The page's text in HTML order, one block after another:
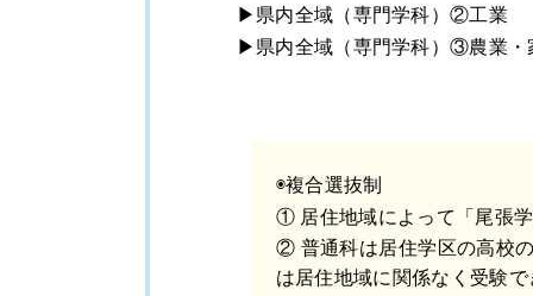
▶県内全域（専門学科）②工業
▶県内全域（専門学科）③農業・
◉複合選抜制
① 居住地域によって「尾張
② 普通科は居住学区の高校
は居住地域に関係なく受験で